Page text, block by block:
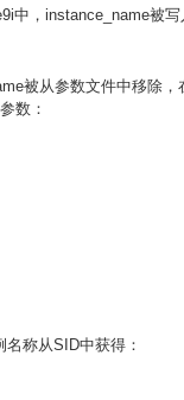
中，instance_name被写
被从参数文件中移除
数：
称从SID中获得：